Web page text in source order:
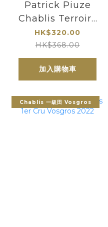
Patrick Piuze
Chablis Terroirs
de Fleys 2023 派
翠克普茲酒莊風土
弗萊斯白酒
HK$320.00
HK$368.00
加入購物車
Chablis 一級田 Vosgros